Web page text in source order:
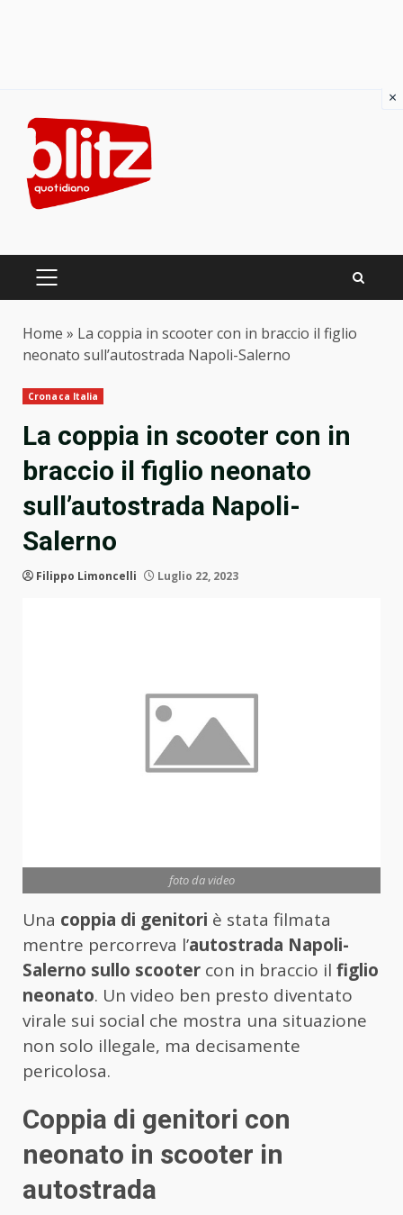
content
PRIMARY
Home » La coppia in scooter con in braccio il figlio
neonato sull’autostrada Napoli-Salerno
Cronaca Italia
La coppia in scooter con in
braccio il figlio neonato
sull’autostrada Napoli-
Salerno
Filippo Limoncelli Luglio 22, 2023
foto da video
Una coppia di genitori è stata filmata
mentre percorreva l’autostrada Napoli-
Salerno sullo scooter con in braccio il figlio
neonato. Un video ben presto diventato
virale sui social che mostra una situazione
non solo illegale, ma decisamente
pericolosa.
Coppia di genitori con
neonato in scooter in
autostrada
×